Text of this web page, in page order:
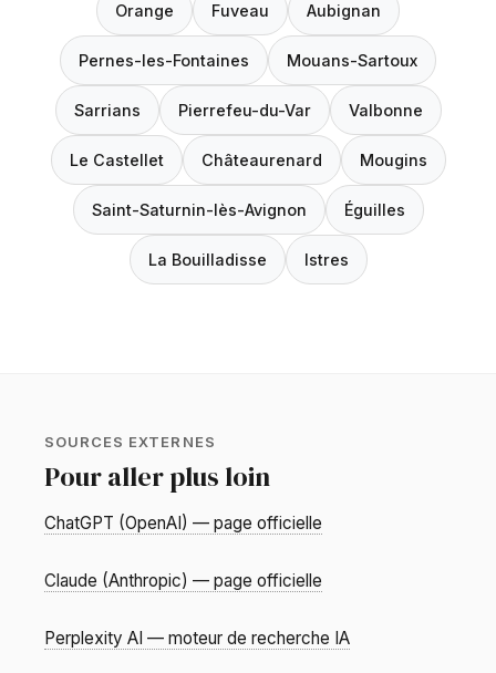
Orange Fuveau Aubignan
Pernes-les-Fontaines Mouans-Sartoux
Sarrians Pierrefeu-du-Var Valbonne
Le Castellet Châteaurenard Mougins
Saint-Saturnin-lès-Avignon Éguilles
La Bouilladisse Istres
SOURCES EXTERNES
Pour aller plus loin
ChatGPT (OpenAI) — page officielle
Claude (Anthropic) — page officielle
Perplexity AI — moteur de recherche IA